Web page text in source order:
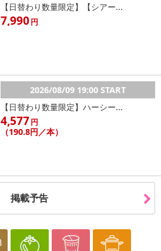
【日替わり数量限定】【シアー...
7,990円
2026/08/09 19:00 START
【日替わり数量限定】ハーシー...
4,577円
（190.8円／本）
掲載予告